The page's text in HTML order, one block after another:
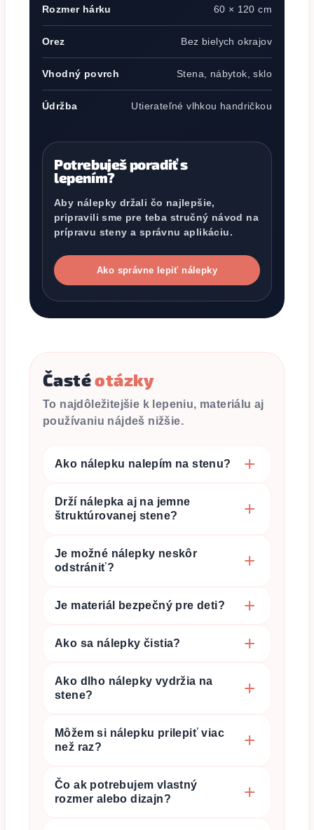
Rozmer hárku 60 × 120 cm
Orez Bez bielych okrajov
Vhodný povrch Stena, nábytok, sklo
Údržba Utierateľné vlhkou handričkou
Potrebuješ poradiť s
lepením?
Aby nálepky držali čo najlepšie,
pripravili sme pre teba stručný návod na
prípravu steny a správnu aplikáciu.
Ako správne lepiť nálepky
Častéotázky
To najdôležitejšie k lepeniu, materiálu aj
používaniu nájdeš nižšie.
Ako nálepku nalepím na stenu?
Drží nálepka aj na jemne
štruktúrovanej stene?
Je možné nálepky neskôr
odstrániť?
Je materiál bezpečný pre deti?
Ako sa nálepky čistia?
Ako dlho nálepky vydržia na
stene?
Môžem si nálepku prilepiť viac
než raz?
Čo ak potrebujem vlastný
rozmer alebo dizajn?